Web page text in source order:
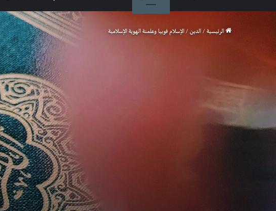
الرئيسية / الدين / الإسلام فوبيا وعلمنة الهوية الإسلامية